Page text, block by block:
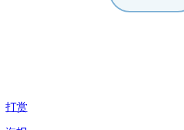
打赏